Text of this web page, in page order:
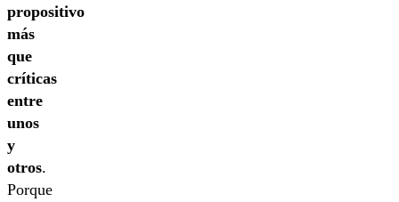
propositivo
más
que
críticas
entre
unos
y
otros.
Porque